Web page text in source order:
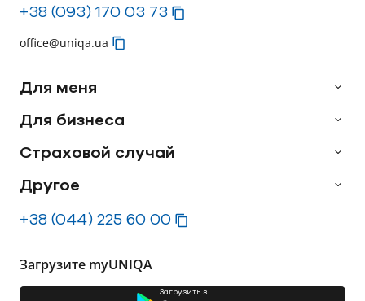
+38 (093) 170 03 73
office@uniqa.ua
Для меня
Для бизнеса
Страховой случай
Другое
+38 (044) 225 60 00
Загрузите myUNIQA
Загрузить з